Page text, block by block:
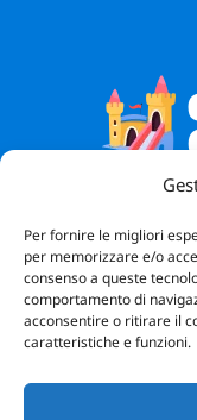
Per fornire le migliori
per memorizzare e/o
consenso a queste
comportamento di
acconsentire o ritirare il
caratteristiche e funzioni.